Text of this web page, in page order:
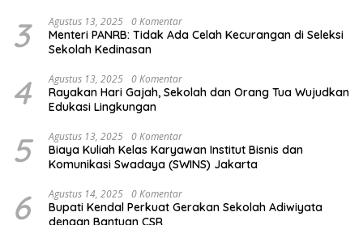
3 Agustus 13, 2025 0 Komentar
Menteri PANRB: Tidak Ada Celah Kecurangan di Seleksi
Sekolah Kedinasan
4 Agustus 13, 2025 0 Komentar
Rayakan Hari Gajah, Sekolah dan Orang Tua Wujudkan
Edukasi Lingkungan
5 Agustus 13, 2025 0 Komentar
Biaya Kuliah Kelas Karyawan Institut Bisnis dan
Komunikasi Swadaya (SWINS) Jakarta
6 Agustus 14, 2025 0 Komentar
Bupati Kendal Perkuat Gerakan Sekolah Adiwiyata
dengan Bantuan CSR